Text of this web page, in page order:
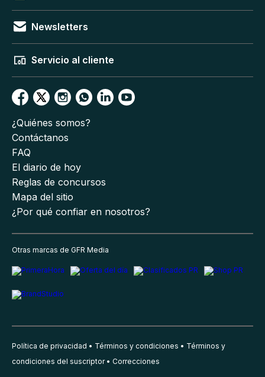
Newsletters
Servicio al cliente
¿Quiénes somos?
Contáctanos
FAQ
El diario de hoy
Reglas de concursos
Mapa del sitio
¿Por qué confiar en nosotros?
Otras marcas de GFR Media
Política de privacidad Términos y condiciones
Términos y
condiciones del suscriptor
Correcciones